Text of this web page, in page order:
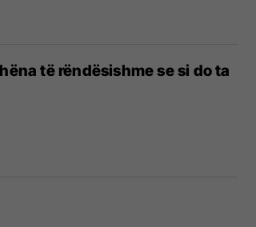
të rëndësishme se si do ta